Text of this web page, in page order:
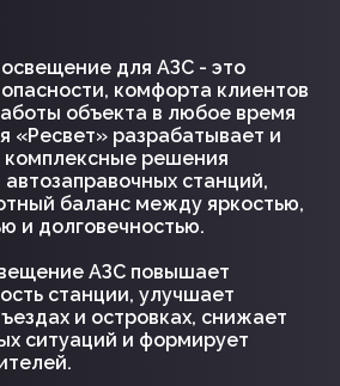
для АЗС - это
комфорта клиентов
объекта в любое время
«Ресвет» разрабатывает и
комплексные решения
станций,
баланс между яркостью,
и долговечностью.
АЗС повышает
станции, улучшает
и островках, снижает
ситуаций и формирует